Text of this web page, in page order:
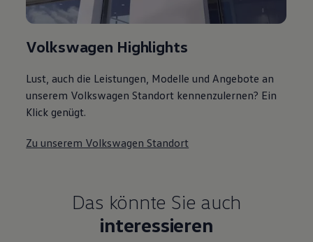
Volkswagen Highlights
Lust, auch die Leistungen, Modelle und Angebote an
unserem Volkswagen Standort kennenzulernen? Ein
Klick genügt.
Zu unserem Volkswagen Standort
Das könnte Sie auch
interessieren